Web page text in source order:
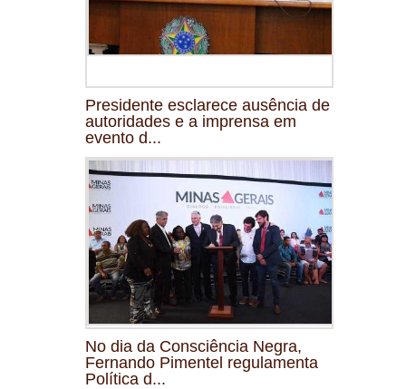
Presidente esclarece ausência de
autoridades e a imprensa em
evento d...
No dia da Consciência Negra,
Fernando Pimentel regulamenta
Política d...